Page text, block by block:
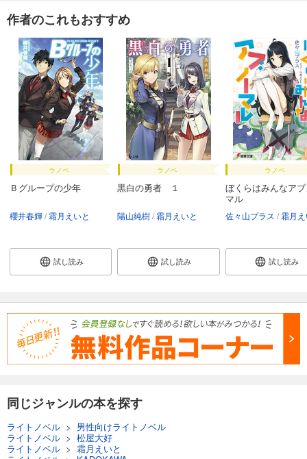
作者のこれもおすすめ
ラノベ
Ｂグループの少年
櫻井春輝 霜月えいと
試し読み
ラノベ
黒白の勇者 １
陽山純樹 霜月えいと
試し読み
ラノベ
ぼくらはみんなア
マル
佐々山プラス 霜月
試し読み
同じジャンルの本を探す
ライトノベル > 男性向けライトノベル
ライトノベル > 松屋大好
ライトノベル > 霜月えいと